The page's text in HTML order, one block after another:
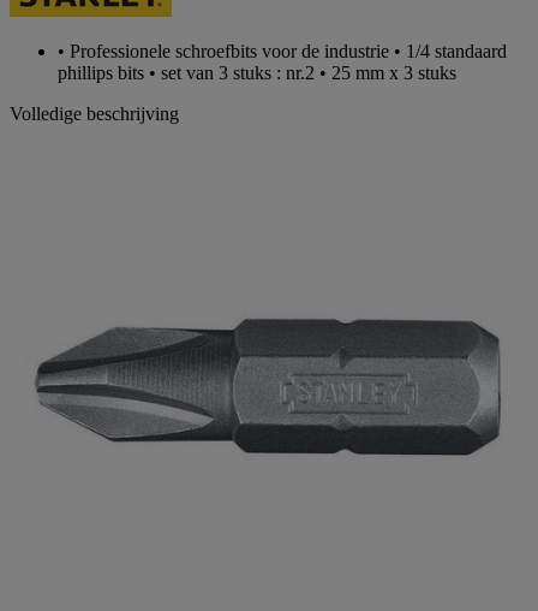
• Professionele schroefbits voor de industrie • 1/4 standaard
phillips bits • set van 3 stuks : nr.2 • 25 mm x 3 stuks
Volledige beschrijving